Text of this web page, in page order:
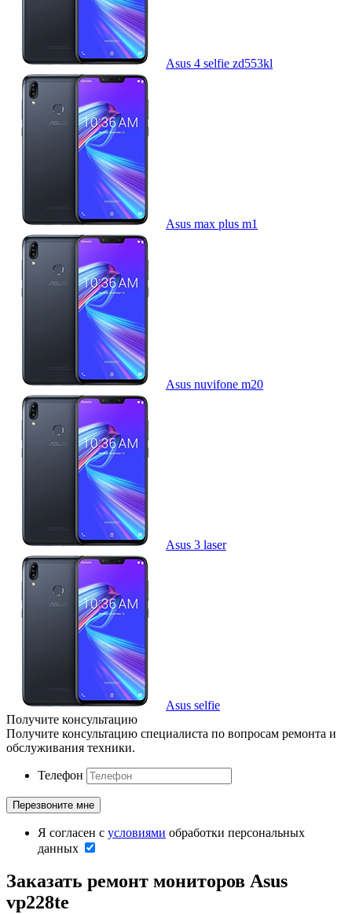
Asus 4 selfie zd553kl
Asus max plus m1
Asus nuvifone m20
Asus 3 laser
Asus selfie
Получите консультацию
Получите консультацию специалиста по вопросам ремонта и
обслуживания техники.
Телефон
Я согласен с условиями обработки персональных
данных
Заказать ремонт мониторов Asus
vp228te